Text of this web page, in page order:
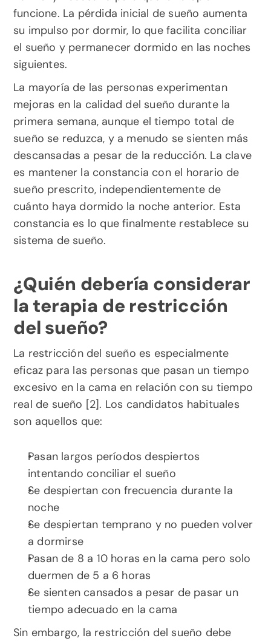
funcione. La pérdida inicial de sueño aumenta
su impulso por dormir, lo que facilita conciliar
el sueño y permanecer dormido en las noches
siguientes.
La mayoría de las personas experimentan
mejoras en la calidad del sueño durante la
primera semana, aunque el tiempo total de
sueño se reduzca, y a menudo se sienten más
descansadas a pesar de la reducción. La clave
es mantener la constancia con el horario de
sueño prescrito, independientemente de
cuánto haya dormido la noche anterior. Esta
constancia es lo que finalmente restablece su
sistema de sueño.
¿Quién debería considerar
la terapia de restricción
del sueño?
La restricción del sueño es especialmente
eficaz para las personas que pasan un tiempo
excesivo en la cama en relación con su tiempo
real de sueño [2]. Los candidatos habituales
son aquellos que:
Pasan largos períodos despiertos
intentando conciliar el sueño
Se despiertan con frecuencia durante la
noche
Se despiertan temprano y no pueden volver
a dormirse
Pasan de 8 a 10 horas en la cama pero solo
duermen de 5 a 6 horas
Se sienten cansados a pesar de pasar un
tiempo adecuado en la cama
Sin embargo, la restricción del sueño debe